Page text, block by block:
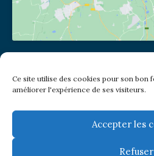
Ce site utilise des cookies pour son bon
améliorer l'expérience de ses visiteurs.
Accepter les
Refuser
(pas de courrier à cette adresse)
2 place Jules Joffrin - 75018
Metro: Jules Joffrin ou Simplon
Bus : Mairie du XVIII